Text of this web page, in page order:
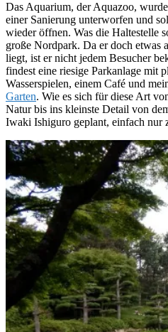
Das Aquarium, der Aquazoo,
einer Sanierung unterworfen und
wieder öffnen. Was die Haltestelle
große Nordpark. Da er doch etwas
liegt, ist er nicht jedem Besucher
findest eine riesige Parkanlage mit
Wasserspielen, einem Café und
Garten. Wie es sich für diese Art
Natur bis ins kleinste Detail von
Iwaki Ishiguro geplant, einfach nur